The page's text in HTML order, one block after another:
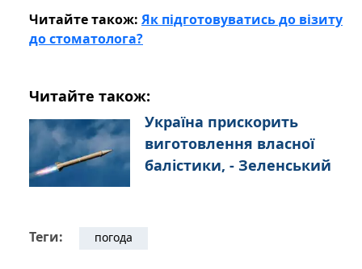
Читайте також: Як підготовуватись до візиту
до стоматолога?
Читайте також:
Україна прискорить
виготовлення власної
балістики, - Зеленський
Теги: погода